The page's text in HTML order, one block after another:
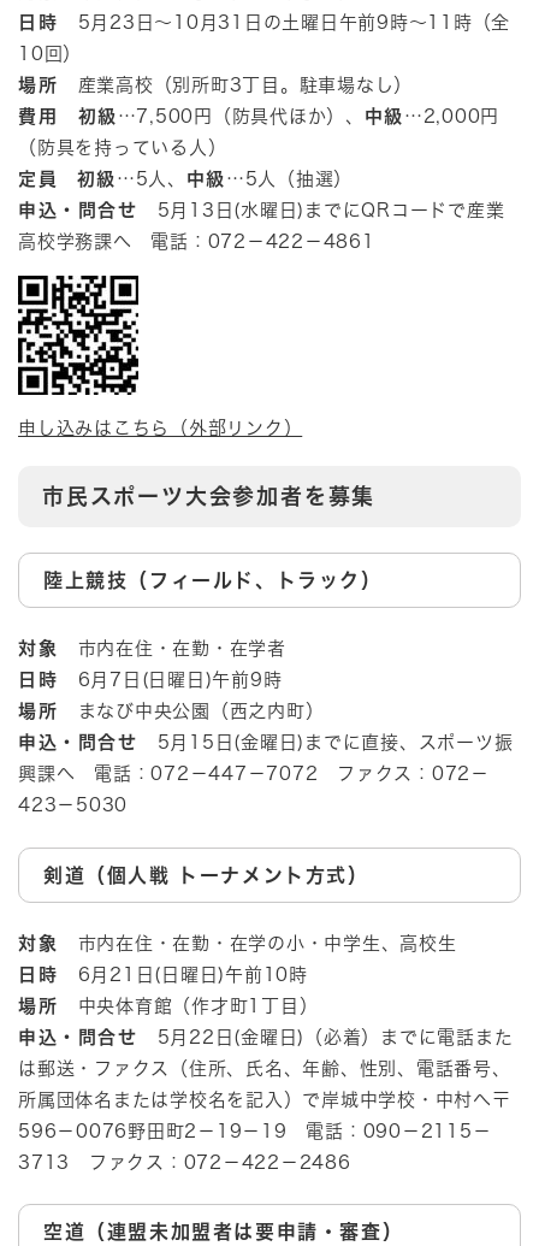
日時 5月23日～10月31日の土曜日午前9時～11時（全
10回）
場所 産業高校（別所町3丁目。駐車場なし）
費用 初級 …7,500円（防具代ほか）、 中級 …2,000円
（防具を持っている人）
定員
初級 …5人、 中級 …5人（抽選）
申込・問合せ 5月13日(水曜日)までにQRコードで産業
高校学務課へ 電話：072－422－4861
申し込みはこちら（外部リンク）
市民スポーツ大会参加者を募集
陸上競技（フィールド、トラック）
対象 市内在住・在勤・在学者
日時 6月7日(日曜日)午前9時
場所
まなび中央公園（西之内町）
申込・問合せ 5月15日(金曜日)までに直接、スポーツ振
興課へ 電話：072－447－7072 ファクス：072－
423－5030
剣道（個人戦 トーナメント方式）
対象 市内在住・在勤・在学の小・中学生、高校生
日時 6月21日(日曜日)午前10時
場所 中央体育館（作才町1丁目）
申込・問合せ 5月22日(金曜日)（必着）までに電話また
は郵送・ファクス（住所、氏名、年齢、性別、電話番号、
所属団体名または学校名を記入）で岸城中学校・中村へ〒
596－0076野田町2－19－19 電話：090－2115－
3713 ファクス：072－422－2486
空道（連盟未加盟者は要申請・審査）